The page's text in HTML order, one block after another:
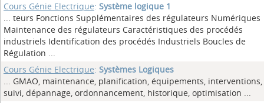
Cours Génie Electrique: Système logique 1
... teurs Fonctions Supplémentaires des régulateurs Numériques
Maintenance des régulateurs Caractéristiques des procédés
industriels Identification des procédés Industriels Boucles de
Régulation ...
Cours Génie Electrique: Systèmes Logiques
... GMAO, maintenance, planification, équipements, interventions,
suivi, dépannage, ordonnancement, historique, optimisation ...